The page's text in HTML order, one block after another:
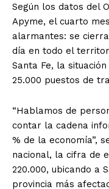
Según los datos del
Apyme, el cuarto
alarmantes: se
día en todo el
Santa Fe, la
25.000 puestos de
“Hablamos de
contar la cadena
% de la economía”,
nacional, la cifra de
220.000, ubicando a
provincia más